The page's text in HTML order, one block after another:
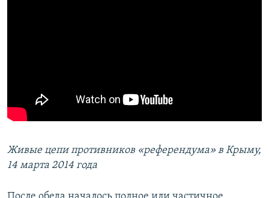
Живые цепи противников «референдума» в Крыму,
14 марта 2014 года